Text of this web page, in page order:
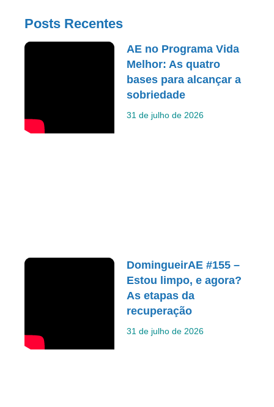
Posts Recentes
AE no Programa Vida
Melhor: As quatro
bases para alcançar a
sobriedade
31 de julho de 2026
DomingueirAE #155 –
Estou limpo, e agora?
As etapas da
recuperação
31 de julho de 2026